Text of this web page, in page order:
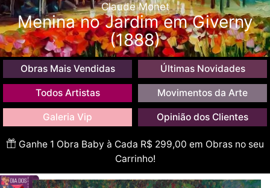
Claude Monet
Menina no Jardim em Giverny
(1888)
Obras Mais Vendidas Últimas Novidades
Todos Artistas Movimentos da Arte
Galeria Vip Opinião dos Clientes
Ganhe 1 Obra Baby à Cada R$ 299,00 em Obras no seu
Carrinho!